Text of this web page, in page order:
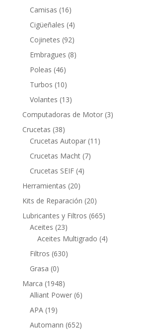
productos
Camisas 1616
productos
Cigüeñales 44
productos
Cojinetes 9292
productos
Embragues 88
Poleas 4646
productos
Turbos 1010
productos
Volantes 1313
productos
Computadoras de Motor 33
Crucetas 3838
productos
Crucetas Autopar 11 11
Crucetas Macht 77
Crucetas SEIF 44
Herramientas 2020
productos
Kits de Reparación 2020
productos
Lubricantes y Filtros 665665
Aceites 2323
productos
Aceites Multigrado 44
Filtros 630630
Grasa 00
productos
Marca 19481948
productos
Alliant Power 66
APA 1919
productos
Automann 652652